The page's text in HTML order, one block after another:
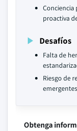
Conciencia
proactiva
Desafíos
Falta de
Riesgo de
Obtenga